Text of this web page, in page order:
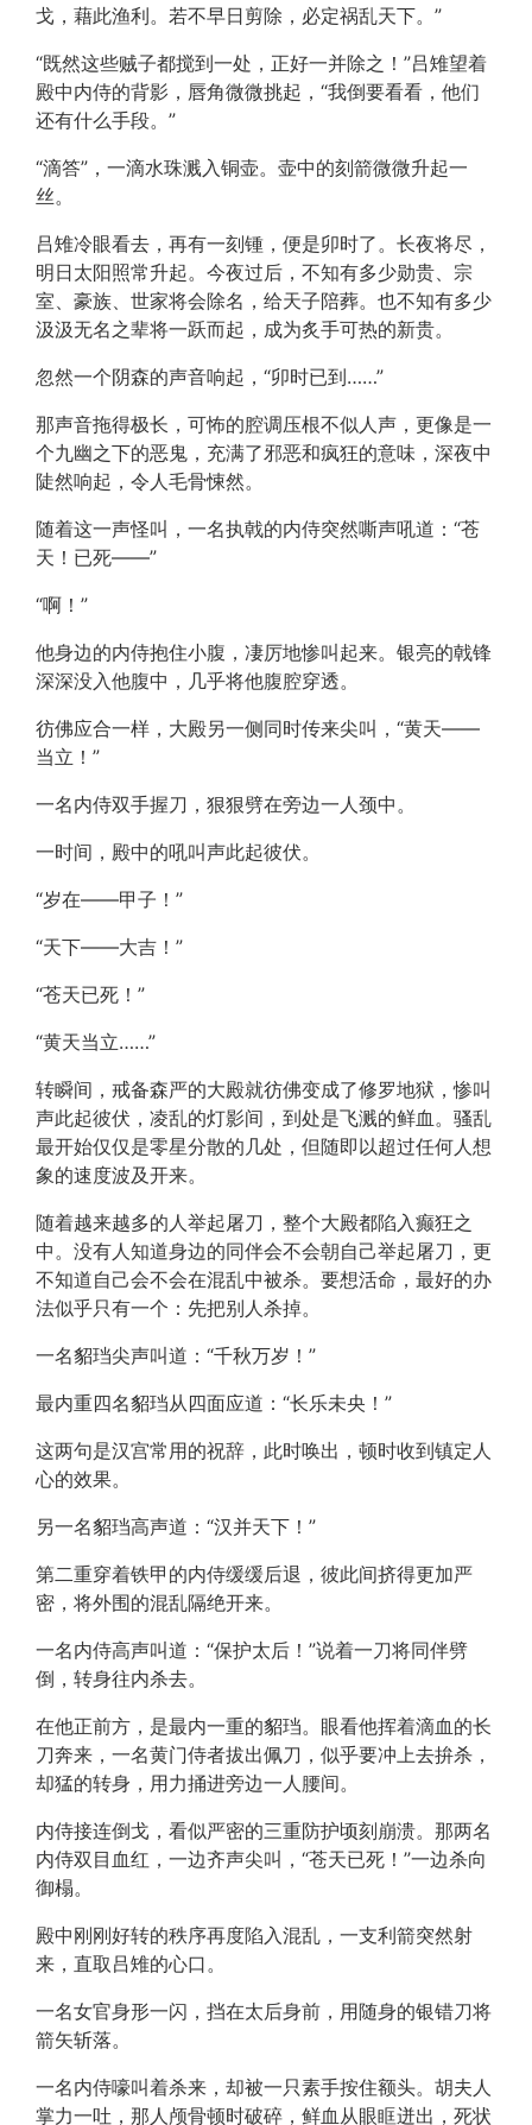
戈，藉此渔利。若不早日剪除，必定祸乱天下。”
“既然这些贼子都搅到一处，正好一并除之！”吕雉望着
殿中内侍的背影，唇角微微挑起，“我倒要看看，他们
还有什么手段。”
“滴答”，一滴水珠溅入铜壶。壶中的刻箭微微升起一
丝。
吕雉冷眼看去，再有一刻锺，便是卯时了。长夜将尽，
明日太阳照常升起。今夜过后，不知有多少勋贵、宗
室、豪族、世家将会除名，给天子陪葬。也不知有多少
汲汲无名之辈将一跃而起，成为炙手可热的新贵。
忽然一个阴森的声音响起，“卯时已到……”
那声音拖得极长，可怖的腔调压根不似人声，更像是一
个九幽之下的恶鬼，充满了邪恶和疯狂的意味，深夜中
陡然响起，令人毛骨悚然。
随着这一声怪叫，一名执戟的内侍突然嘶声吼道：“苍
天！已死——”
“啊！”
他身边的内侍抱住小腹，凄厉地惨叫起来。银亮的戟锋
深深没入他腹中，几乎将他腹腔穿透。
彷佛应合一样，大殿另一侧同时传来尖叫，“黄天——
当立！”
一名内侍双手握刀，狠狠劈在旁边一人颈中。
一时间，殿中的吼叫声此起彼伏。
“岁在——甲子！”
“天下——大吉！”
“苍天已死！”
“黄天当立……”
转瞬间，戒备森严的大殿就彷佛变成了修罗地狱，惨叫
声此起彼伏，凌乱的灯影间，到处是飞溅的鲜血。骚乱
最开始仅仅是零星分散的几处，但随即以超过任何人想
象的速度波及开来。
随着越来越多的人举起屠刀，整个大殿都陷入癫狂之
中。没有人知道身边的同伴会不会朝自己举起屠刀，更
不知道自己会不会在混乱中被杀。要想活命，最好的办
法似乎只有一个：先把别人杀掉。
一名貂珰尖声叫道：“千秋万岁！”
最内重四名貂珰从四面应道：“长乐未央！”
这两句是汉宫常用的祝辞，此时唤出，顿时收到镇定人
心的效果。
另一名貂珰高声道：“汉并天下！”
第二重穿着铁甲的内侍缓缓后退，彼此间挤得更加严
密，将外围的混乱隔绝开来。
一名内侍高声叫道：“保护太后！”说着一刀将同伴劈
倒，转身往内杀去。
在他正前方，是最内一重的貂珰。眼看他挥着滴血的长
刀奔来，一名黄门侍者拔出佩刀，似乎要冲上去拚杀，
却猛的转身，用力捅进旁边一人腰间。
内侍接连倒戈，看似严密的三重防护顷刻崩溃。那两名
内侍双目血红，一边齐声尖叫，“苍天已死！”一边杀向
御榻。
殿中刚刚好转的秩序再度陷入混乱，一支利箭突然射
来，直取吕雉的心口。
一名女官身形一闪，挡在太后身前，用随身的银错刀将
箭矢斩落。
一名内侍嚎叫着杀来，却被一只素手按住额头。胡夫人
掌力一吐，那人颅骨顿时破碎，鲜血从眼眶迸出，死状